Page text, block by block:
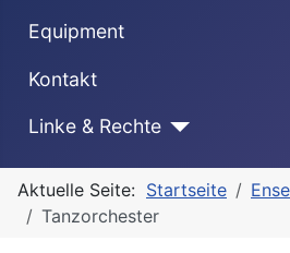
Equipment
Kontakt
Linke & Rechte
Aktuelle Seite: Startseite
Tanzorchester